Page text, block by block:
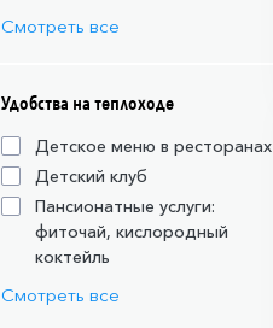
Смотреть все
Удобства на теплоходе
Детское меню в ресторанах
Детский клуб
Пансионатные услуги:
фиточай, кислородный
коктейль
Смотреть все